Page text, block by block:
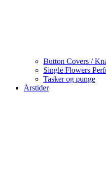
Button Covers /
Single Flowers
Tasker og punge
Årstider